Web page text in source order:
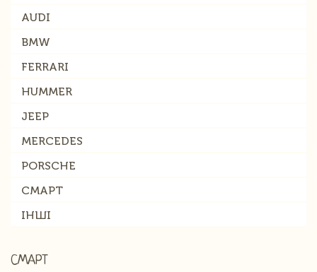
AUDI
BMW
FERRARI
HUMMER
JEEP
MERCEDES
PORSCHE
СМАРТ
ІНШІ
СМАРТ